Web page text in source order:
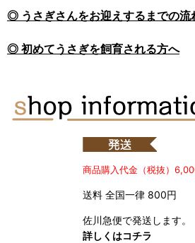
◎ うさぎさんをお迎えするまでの流
◎ 初めてうさぎを飼育される方へ
商品購入代金（税抜）
送料 全国一律 800円
佐川急便で発送します。
詳しくはコチラ